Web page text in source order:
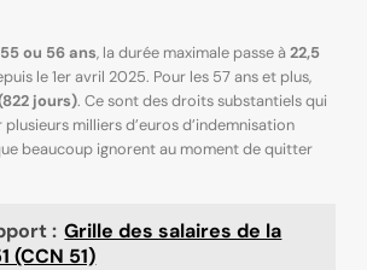
ou 56 ans, la durée maximale passe à22,5
le 1er avril 2025. Pour les 57 ans et plus,
jours). Ce sont des droits substantiels qui
milliers d’euros d’indemnisation
beaucoup ignorent au moment de quitter
: Grille des salaires de la
(CCN 51)